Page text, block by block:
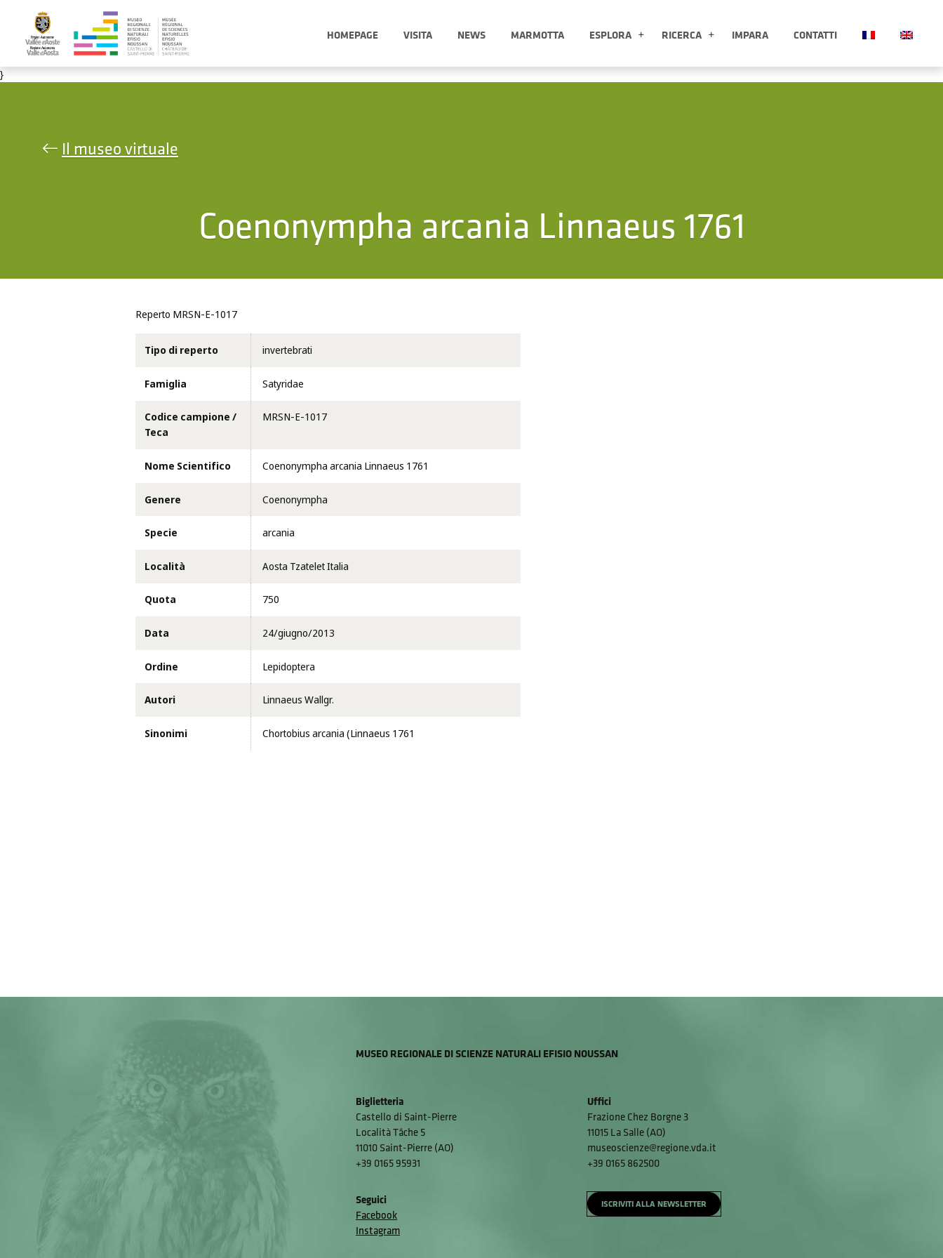
HOMEPAGE VISITA NEWS MARMOTTA ESPLORA RICERCA IMPARA CONTATTI
}
Il museo virtuale
Coenonympha arcania Linnaeus 1761
Reperto MRSN-E-1017
Tipo di reperto invertebrati
Famiglia Satyridae
Codice campione /
Teca
MRSN-E-1017
Nome Scientifico Coenonympha arcania Linnaeus 1761
Genere Coenonympha
Specie arcania
Località Aosta Tzatelet Italia
Quota 750
Data 24/giugno/2013
Ordine Lepidoptera
Autori Linnaeus Wallgr.
Sinonimi Chortobius arcania (Linnaeus 1761
MUSEO REGIONALE DI SCIENZE NATURALI EFISIO NOUSSAN
Biglietteria
Castello di Saint-Pierre
Località Tâche 5
11010 Saint-Pierre (AO)
+39 0165 95931
Uffici
Frazione Chez Borgne 3
11015 La Salle (AO)
museoscienze@regione.vda.it
+39 0165 862500
Seguici
Facebook
Instagram
ISCRIVITI ALLA NEWSLETTER